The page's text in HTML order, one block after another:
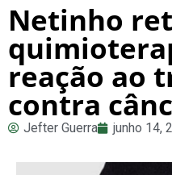
Netinho
reação ao
contra
Jefter Guerra junho 14,